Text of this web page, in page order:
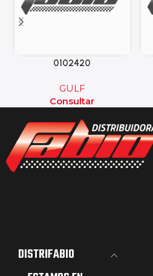
0102420
GULF
Consultar
DISTRIFABIO